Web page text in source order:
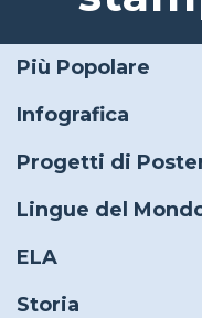
Più Popolare
Infografica
Progetti di
Lingue del
ELA
Storia